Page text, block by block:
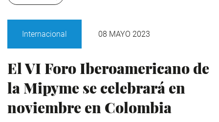
Internacional 08 MAYO 2023
El VI Foro Iberoamericano de
la Mipyme se celebrará en
noviembre en Colombia